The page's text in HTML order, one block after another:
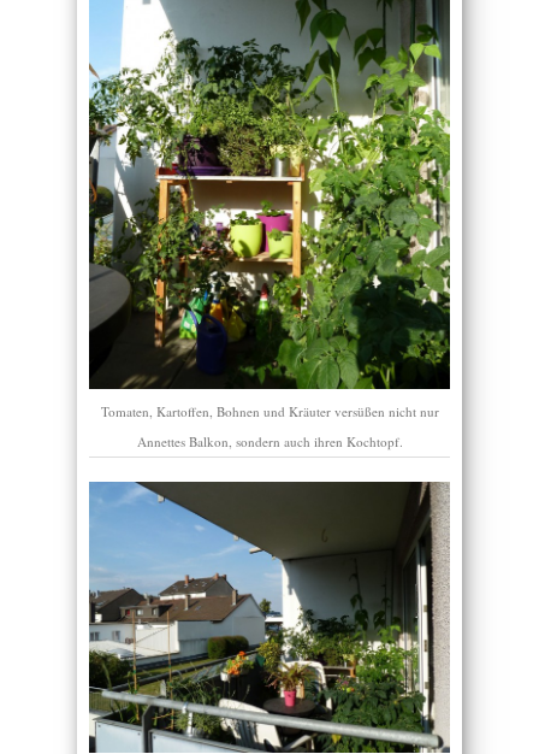
Tomaten, Kartoffen, Bohnen und Kräuter versüßen nicht nur
Annettes Balkon, sondern auch ihren Kochtopf.